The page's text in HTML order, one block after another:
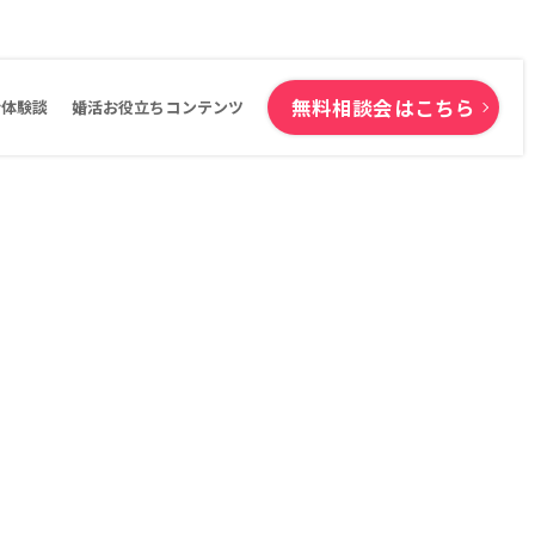
験談 婚活お役立ちコンテンツ 無料相談会はこちら